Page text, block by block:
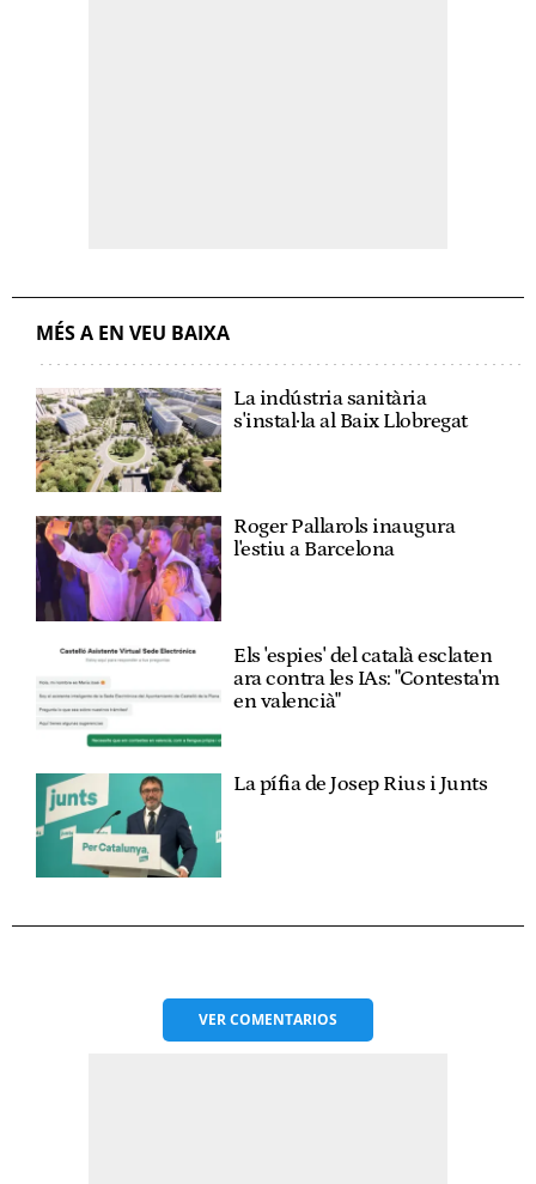
MÉS A EN VEU BAIXA
La indústria sanitària
s'instal·la al Baix Llobregat
Roger Pallarols inaugura
l'estiu a Barcelona
Els 'espies' del català esclaten
ara contra les IAs: "Contesta'm
en valencià"
La pífia de Josep Rius i Junts
VERCOMENTARIOS